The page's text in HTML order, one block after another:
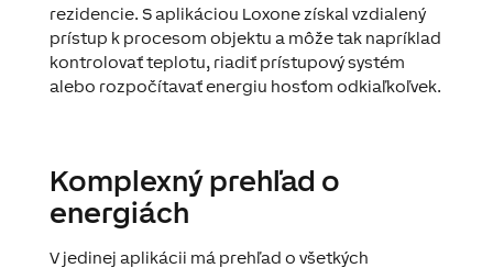
rezidencie. S aplikáciou Loxone získal vzdialený
prístup k procesom objektu a môže tak napríklad
kontrolovať teplotu, riadiť prístupový systém
alebo rozpočítavať energiu hosťom odkiaľkoľvek.
Komplexný prehľad o
energiách
V jedinej aplikácii má prehľad o všetkých